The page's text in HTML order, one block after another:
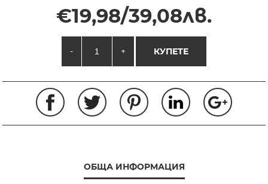
€19,98/39,08лв.
- + КУПЕТЕ
ОБЩА ИНФОРМАЦИЯ